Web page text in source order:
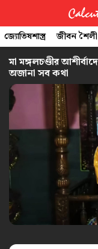
জ্যোতিষশাস্ত্র জীবন
মা মঙ্গলচণ্ডীর
অজানা সব কথা
CTVN
Quick
Links
Legal